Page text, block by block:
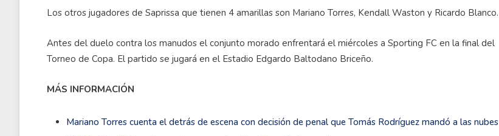
Los otros jugadores de Saprissa que tienen 4 amarillas son Mariano Torres, Kendall Waston y Ricardo Blanco.
Antes del duelo contra los manudos el conjunto morado enfrentará el miércoles a Sporting FC en la final del
Torneo de Copa. El partido se jugará en el Estadio Edgardo Baltodano Briceño.
MÁS INFORMACIÓN
Mariano Torres cuenta el detrás de escena con decisión de penal que Tomás Rodríguez mandó a las nubes